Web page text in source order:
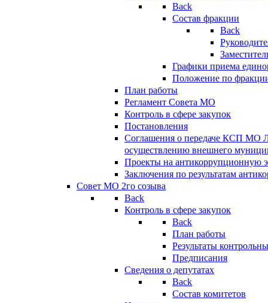
Back
Состав фракции
Back
Графики приема
Положение по
План работы
Регламент Совета МО
Контроль в сфере закупок
Постановления
Соглашения о передаче КСП МО
осуществлению внешнего
Проекты на антикоррупционную
Заключения по результатам
Совет МО 2го созыва
Back
Контроль в сфере закупок
Back
План работы
Результаты
Предписания
Сведения о депутатах
Back
Состав комитетов